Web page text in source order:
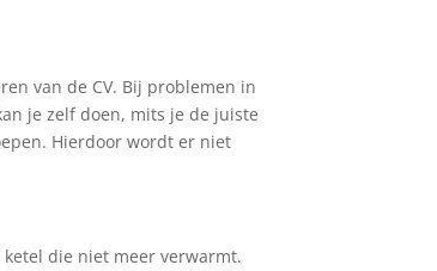
van de CV. Bij problemen in
je zelf doen, mits je de juiste
Hierdoor wordt er niet
die niet meer verwarmt.